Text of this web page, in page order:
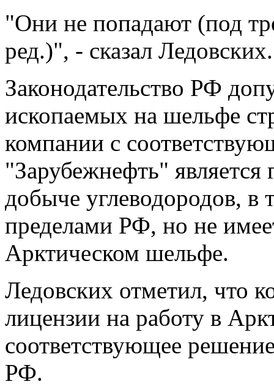
"Они не попадают (под
ред.)", - сказал Ледовских.
Законодательство РФ
ископаемых на шельфе
компании с
"Зарубежнефть" является
добыче углеводородов, в
пределами РФ, но не
Арктическом шельфе.
Ледовских отметил, что
лицензии на работу в
соответствующее
РФ.